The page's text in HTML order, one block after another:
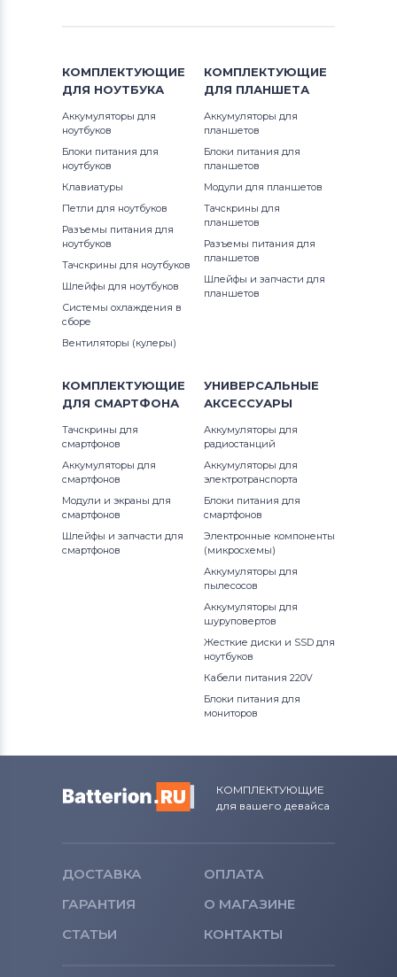
КОМПЛЕКТУЮЩИЕ
ДЛЯ НОУТБУКА
Аккумуляторы для
ноутбуков
Блоки питания для
ноутбуков
Клавиатуры
Петли для ноутбуков
Разъемы питания для
ноутбуков
Тачскрины для ноутбуков
Шлейфы для ноутбуков
Системы охлаждения в
сборе
Вентиляторы (кулеры)
КОМПЛЕКТУЮЩИЕ
ДЛЯ ПЛАНШЕТА
Аккумуляторы для
планшетов
Блоки питания для
планшетов
Модули для планшетов
Тачскрины для
планшетов
Разъемы питания для
планшетов
Шлейфы и запчасти для
планшетов
КОМПЛЕКТУЮЩИЕ
ДЛЯ СМАРТФОНА
Тачскрины для
смартфонов
Аккумуляторы для
смартфонов
Модули и экраны для
смартфонов
Шлейфы и запчасти для
смартфонов
УНИВЕРСАЛЬНЫЕ
АКСЕССУАРЫ
Аккумуляторы для
радиостанций
Аккумуляторы для
электротранспорта
Блоки питания для
смартфонов
Электронные компоненты
(микросхемы)
Аккумуляторы для
пылесосов
Аккумуляторы для
шуруповертов
Жесткие диски и SSD для
ноутбуков
Кабели питания 220V
Блоки питания для
мониторов
КОМПЛЕКТУЮЩИЕ
для вашего девайса
ДОСТАВКА
ОПЛАТА
ГАРАНТИЯ
О МАГАЗИНЕ
СТАТЬИ
КОНТАКТЫ